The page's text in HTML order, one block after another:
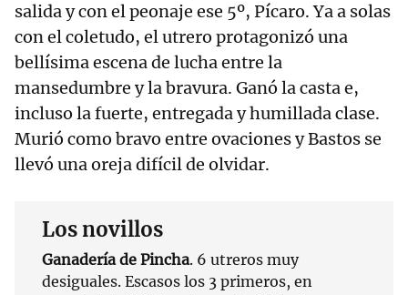
salida y con el peonaje ese 5º, Pícaro. Ya a solas
con el coletudo, el utrero protagonizó una
bellísima escena de lucha entre la
mansedumbre y la bravura. Ganó la casta e,
incluso la fuerte, entregada y humillada clase.
Murió como bravo entre ovaciones y Bastos se
llevó una oreja difícil de olvidar.
Los novillos
Ganadería de Pincha. 6 utreros muy
desiguales. Escasos los 3 primeros, en